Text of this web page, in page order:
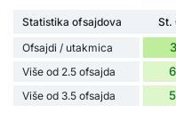
Statistika ofsajdova St.
Ofsajdi / utakmica
Više od 2.5 ofsajda
Više od 3.5 ofsajda